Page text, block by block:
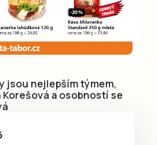
Facebook
seRegistrovat
Inzerce
jsou nejlepším týmem,
a osobností se